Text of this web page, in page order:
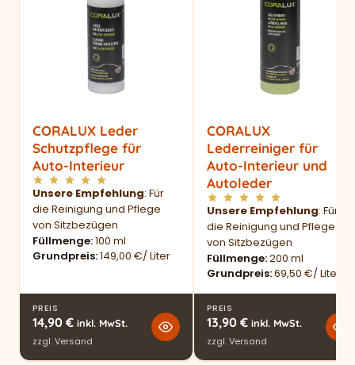
CORALUX Leder
Schutzpflege für
Auto-Interieur
Unsere Empfehlung: Für
die Reinigung und Pflege
von Sitzbezügen
Füllmenge 100 ml
Grundpreis 149,00 €/ Liter
PREIS
14,90 € inkl. MwSt.
zzgl.Versand
CORALUX
Lederreiniger für
Auto-Interieur und
Autoleder
Unsere Empfehlung: Für
die Reinigung und Pflege
von Sitzbezügen
Füllmenge 200 ml
Grundpreis 69,50 €/ Liter
PREIS
13,90 € inkl. MwSt.
zzgl.Versand